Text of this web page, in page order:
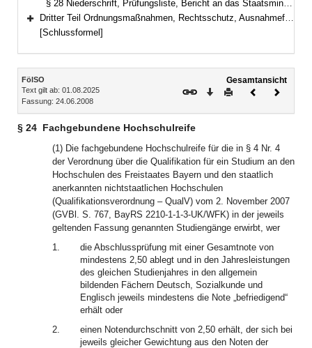
§ 28 Niederschrift, Prüfungsliste, Bericht an das Staatsministerium
Bereich erweitern
Dritter Teil Ordnungsmaßnahmen, Rechtsschutz, Ausnahmefälle, Schlussbestimmungen (§§ 29–32)
[Schlussformel]
Inhalt
FölSO
Text gilt ab: 01.08.2025
Fassung: 24.06.2008
Gesamtansicht
Download
DruckenVorheriges
§ 24 Fachgebundene Hochschulreife
(1) Die fachgebundene Hochschulreife für die in § 4 Nr. 4
der Verordnung über die Qualifikation für ein Studium an den
Hochschulen des Freistaates Bayern und den staatlich
anerkannten nichtstaatlichen Hochschulen
(Qualifikationsverordnung – QualV) vom 2. November 2007
(GVBl. S. 767, BayRS 2210-1-1-3-UK/WFK) in der jeweils
geltenden Fassung genannten Studiengänge erwirbt, wer
1.
die Abschlussprüfung mit einer Gesamtnote von
mindestens 2,50 ablegt und in den Jahresleistungen
des gleichen Studienjahres in den allgemein
bildenden Fächern Deutsch, Sozialkunde und
Englisch jeweils mindestens die Note „befriedigend“
erhält oder
2.
einen Notendurchschnitt von 2,50 erhält, der sich bei
jeweils gleicher Gewichtung aus den Noten der